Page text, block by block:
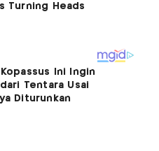
Ini Ingin
Tentara Usai
Diturunkan